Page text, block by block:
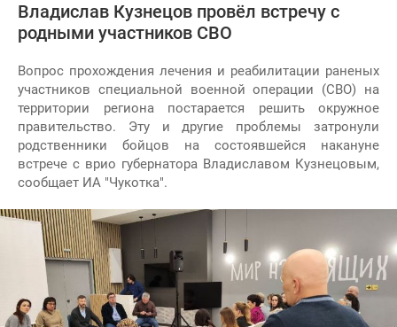
Владислав Кузнецов провёл встречу с
родными участников СВО
Вопрос прохождения лечения и реабилитации раненых
участников специальной военной операции (СВО) на
территории региона постарается решить окружное
правительство. Эту и другие проблемы затронули
родственники бойцов на состоявшейся накануне
встрече с врио губернатора Владиславом Кузнецовым,
сообщает ИА "Чукотка".